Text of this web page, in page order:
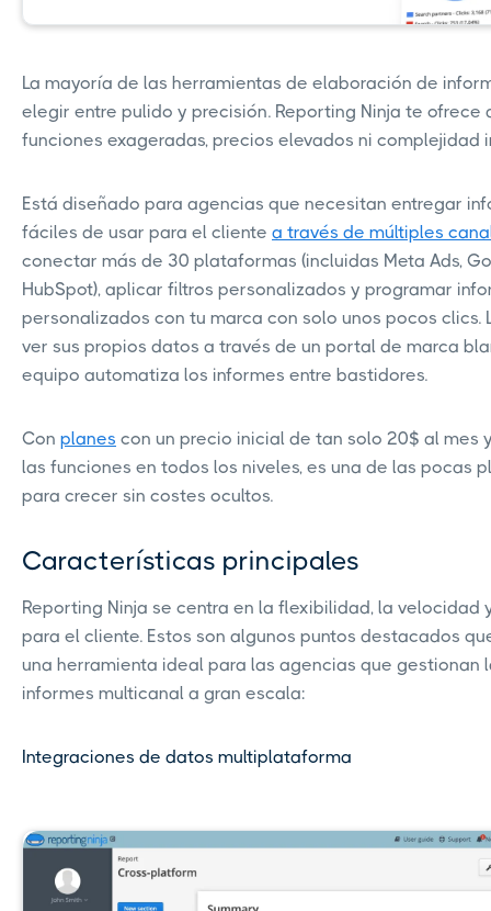
La mayoría de las herramientas de elaboración de
elegir entre pulido y precisión. Reporting Ninja te ofrece
funciones exageradas, precios elevados ni complejidad
Está diseñado para agencias que necesitan entregar
fáciles de usar para el cliente a través de múltiples
conectar más de 30 plataformas (incluidas Meta Ads,
HubSpot), aplicar filtros personalizados y programar
personalizados con tu marca con solo unos pocos clics.
ver sus propios datos a través de un portal de marca
equipo automatiza los informes entre bastidores.
Con planes con un precio inicial de tan solo 20$ al mes
las funciones en todos los niveles, es una de las pocas
para crecer sin costes ocultos.
Características principales
Reporting Ninja se centra en la flexibilidad, la velocidad
para el cliente. Estos son algunos puntos destacados
una herramienta ideal para las agencias que gestionan
informes multicanal a gran escala:
Integraciones de datos multiplataforma